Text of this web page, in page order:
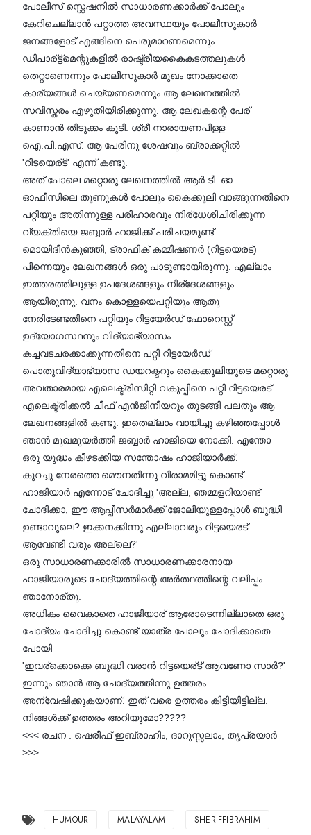
പോലീസ് സ്റ്റെഷനിൽ സാധാരണക്കാർക്ക് പോലും
കേറിചെല്ലാൻ പറ്റാത്ത അവസ്ഥയും പോലീസുകാർ
ജനങ്ങളോട് എങ്ങിനെ പെരുമാറണമെന്നും
ഡിപാര്ട്ട്മെന്റുകളിൽ രാഷ്ട്രീയകൈകടത്തലുകൾ
തെറ്റാണെന്നും പോലീസുകാർ മുഖം നോക്കാതെ
കാര്യങ്ങൾ ചെയ്യണമെന്നും ആ ലേഖനത്തിൽ
സവിസ്തരം എഴുതിയിരിക്കുന്നു. ആ ലേഖകന്റെ പേര്
കാണാൻ തിടുക്കം കൂടി. ശ്രീ നാരായണപിള്ള
ഐ.പി.എസ്. ആ പേരിനു ശേഷവും ബ്രാക്കറ്റിൽ
'റിടയെര്ട്' എന്ന് കണ്ടു.
അത് പോലെ മറ്റൊരു ലേഖനത്തിൽ ആർ.ടീ. ഓ.
ഓഫീസിലെ തൂണുകൾ പോലും കൈക്കൂലി വാങ്ങുന്നതിനെ
പറ്റിയും അതിന്നുള്ള പരിഹാരവും നിര്ധേശിചിരിക്കുന്ന
വ്യക്തിയെ ജബ്ബാർ ഹാജിക്ക് പരിചയമുണ്ട്.
മൊയിദീൻകുഞ്ഞി, ട്രാഫിക് കമ്മീഷണർ (റിട്ടയെരട്)
പിന്നെയും ലേഖനങ്ങൾ ഒരു പാടുണ്ടായിരുന്നു. എല്ലാം
ഇത്തരത്തിലുള്ള ഉപദേശങ്ങളും നിര്ദേശങ്ങളും
ആയിരുന്നു. വനം കൊള്ളയെപറ്റിയും ആതു
നേരിടേണ്ടതിനെ പറ്റിയും റിട്ടയേർഡ്‌ ഫോറെസ്റ്റ്
ഉദ്യോഗസ്ഥനും വിദ്യാഭ്യാസം
കച്ചവടചരക്കാക്കുന്നതിനെ പറ്റി റിട്ടയേർഡ്‌
പൊതുവിദ്യാഭ്യാസ ഡയറക്ടറും കൈക്കൂലിയുടെ മറ്റൊരു
അവതാരമായ എലെക്ട്രിസിറ്റി വകുപ്പിനെ പറ്റി റിട്ടയെരട്
എലെക്ട്രിക്കൽ ചീഫ് എൻജിനീയറും തുടങ്ങി പലതും ആ
ലേഖനങ്ങളിൽ കണ്ടു. ഇതെല്ലാം വായിച്ചു കഴിഞ്ഞപ്പോൾ
ഞാൻ മുഖമുയർത്തി ജബ്ബാർ ഹാജിയെ നോക്കി. എന്തോ
ഒരു യുദ്ധം കീഴടക്കിയ സന്തോഷം ഹാജിയാർക്ക്.
കുറച്ചു നേരത്തെ മൌനതിന്നു വിരാമമിട്ടു കൊണ്ട്
ഹാജിയാർ എന്നോട് ചോദിച്ചു 'അല്ല, ഞമ്മളറിയാണ്ട്
ചോദിക്കാ, ഈ ആപ്പീസർമാർക്ക്‌ ജോലിയുള്ളപ്പോൾ ബുദ്ധി
ഉണ്ടാവൂലെ? ഇക്കനക്കിന്നു എല്ലാവരും റിട്ടയെരട്
ആവേണ്ടി വരും അല്ലെ?'
ഒരു സാധാരണക്കാരിൽ സാധാരണക്കാരനായ
ഹാജിയാരുടെ ചോദ്യത്തിന്റെ അർത്ഥത്തിന്റെ വലിപ്പം
ഞാനോര്തു.
അധികം വൈകാതെ ഹാജിയാര് ആരോടെന്നില്ലാതെ ഒരു
ചോദ്യം ചോദിച്ചു കൊണ്ട് യാത്ര പോലും ചോദിക്കാതെ
പോയി
'ഇവര്ക്കൊക്കെ ബുദ്ധി വരാൻ റിട്ടയെര്ട് ആവണോ സാർ?'
ഇന്നും ഞാൻ ആ ചോദ്യത്തിന്നു ഉത്തരം
അന്വേഷിക്കുകയാണ്. ഇത് വരെ ഉത്തരം കിട്ടിയിട്ടില്ല.
നിങ്ങൾക്ക് ഉത്തരം അറിയുമോ?????
<<< രചന : ഷെരീഫ് ഇബ്രാഹിം, ദാറുസ്സലാം, തൃപ്രയാർ
>>>
HUMOUR MALAYALAM SHERIFFIBRAHIM